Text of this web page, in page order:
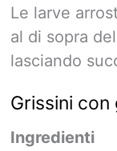
Le larve
al di sopra
lasciando
Grissini con
Ingredienti